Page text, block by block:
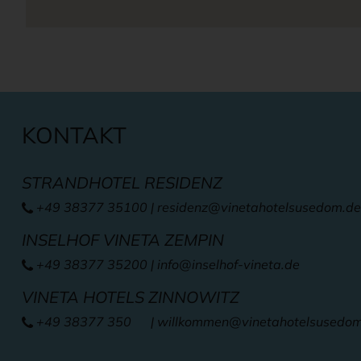
KONTAKT
STRANDHOTEL RESIDENZ
+49 38377 35100 | residenz@vinetahotelsusedom.de
INSELHOF VINETA ZEMPIN
+49 38377 35200 | info@inselhof-vineta.de
VINETA HOTELS ZINNOWITZ
+49 38377 350 | willkommen